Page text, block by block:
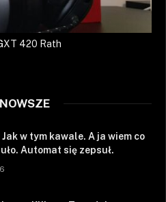
420 Rath
Jak w tym kawale. A ja wiem co
Automat się zepsuł.